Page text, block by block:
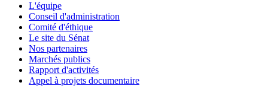
L'équipe
Conseil d'administration
Comité d'éthique
Le site du Sénat
Nos partenaires
Marchés publics
Rapport d'activités
Appel à projets documentaire